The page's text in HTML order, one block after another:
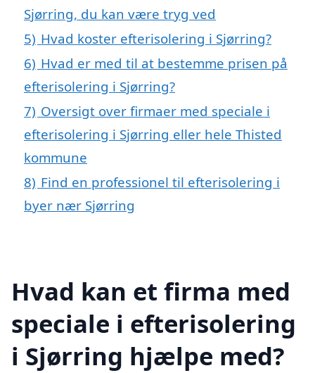
Sjørring, du kan være tryg ved
5) Hvad koster efterisolering i Sjørring?
6) Hvad er med til at bestemme prisen på
efterisolering i Sjørring?
7) Oversigt over firmaer med speciale i
efterisolering i Sjørring eller hele Thisted
kommune
8) Find en professionel til efterisolering i
byer nær Sjørring
Hvad kan et firma med
speciale i efterisolering
i Sjørring hjælpe med?